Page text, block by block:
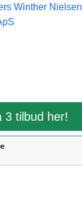
Winther Nielsen
3 tilbud her!